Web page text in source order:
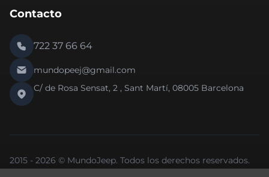
Contacto
722 37 66 64
mundopeej@gmail.com
C/ de Rosa Sensat, 2 , Sant Martí, 08005 Barcelona
2015 - 2026 © MundoJeep. Todos los derechos reservados.
Nueva versión 2.0 de la web.